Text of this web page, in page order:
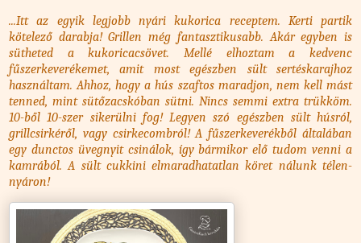
...Itt az egyik legjobb nyári kukorica receptem. Kerti partik
kötelező darabja! Grillen még fantasztikusabb. Akár egyben is
sütheted a kukoricacsövet. Mellé elhoztam a kedvenc
fűszerkeverékemet, amit most egészben sült sertéskarajhoz
használtam. Ahhoz, hogy a hús szaftos maradjon, nem kell mást
tenned, mint sütőzacskóban sütni. Nincs semmi extra trükköm.
10-ből 10-szer sikerülni fog! Legyen szó egészben sült húsról,
grillcsirkéről, vagy csirkecombról! A fűszerkeverékből általában
egy dunctos üvegnyit csinálok, így bármikor elő tudom venni a
kamrából. A sült cukkini elmaradhatatlan köret nálunk télen-
nyáron!